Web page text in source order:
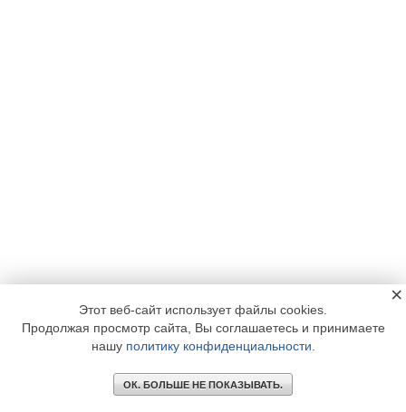
Этот веб-сайт использует файлы cookies.
Продолжая просмотр сайта, Вы соглашаетесь и принимаете
нашу политику конфиденциальности
ОК. БОЛЬШЕ НЕ ПОКАЗЫВАТЬ.
×